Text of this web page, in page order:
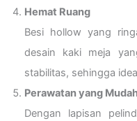
Hemat Ruang
Besi hollow yang
desain kaki meja
stabilitas, sehingga
Perawatan yang
Dengan lapisan